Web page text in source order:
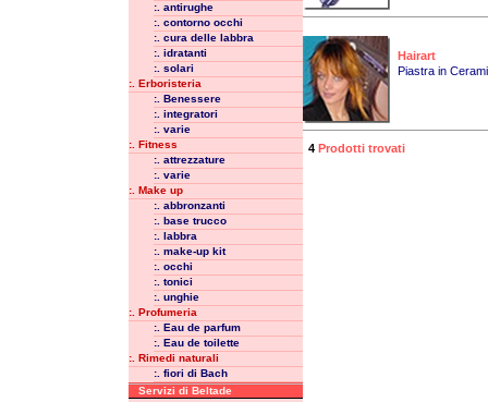
:. antirughe
:. contorno occhi
:. cura delle labbra
:. idratanti
:. solari
:. Erboristeria
:. Benessere
:. integratori
:. varie
:. Fitness
:. attrezzature
:. varie
:. Make up
:. abbronzanti
:. base trucco
:. labbra
:. make-up kit
:. occhi
:. tonici
:. unghie
:. Profumeria
:. Eau de parfum
:. Eau de toilette
:. Rimedi naturali
:. fiori di Bach
Servizi di Beltade
Hairart
Piastra in
4 Prodotti trovati